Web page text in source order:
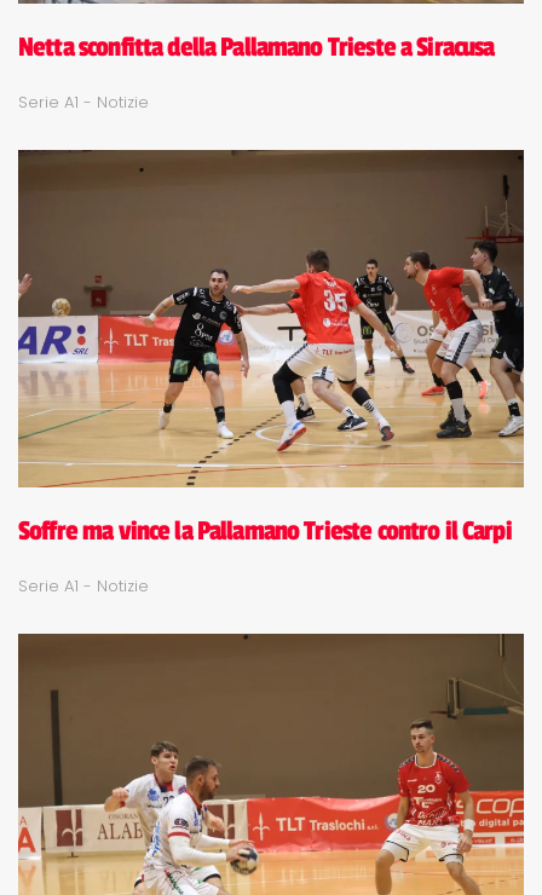
Netta sconfitta della Pallamano Trieste a Siracusa
Serie A1 - Notizie
Soffre ma vince la Pallamano Trieste contro il Carpi
Serie A1 - Notizie